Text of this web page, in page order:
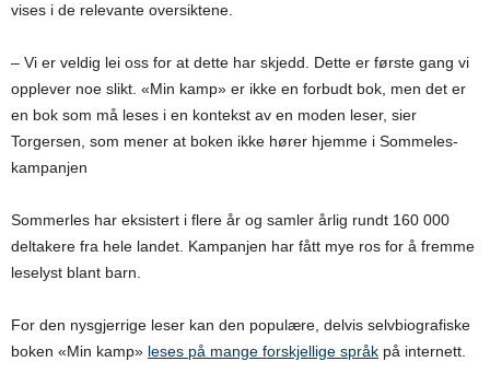
vises i de relevante oversiktene.
– Vi er veldig lei oss for at dette har skjedd. Dette er første gang vi
opplever noe slikt. «Min kamp» er ikke en forbudt bok, men det er
en bok som må leses i en kontekst av en moden leser, sier
Torgersen, som mener at boken ikke hører hjemme i Sommeles-
kampanjen
Sommerles har eksistert i flere år og samler årlig rundt 160 000
deltakere fra hele landet. Kampanjen har fått mye ros for å fremme
leselyst blant barn.
For den nysgjerrige leser kan den populære, delvis selvbiografiske
boken «Min kamp» leses på mange forskjellige språk på internett.